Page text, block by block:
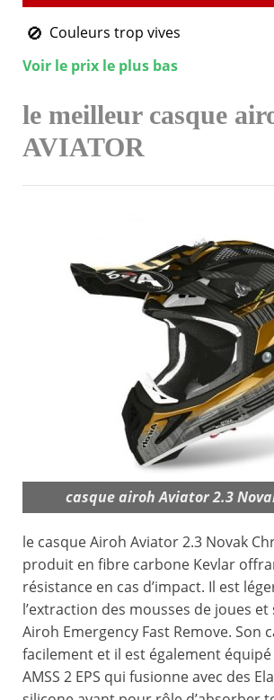
Couleurs trop vives
Voir le prix le plus bas
le meilleur casque
AVIATOR
casque airoh Aviator 2.3
le casque Airoh Aviator 2.3 Novak
produit en fibre carbone Kevlar
résistance en cas d’impact. Il est
l’extraction des mousses de joues
Airoh Emergency Fast Remove. Son
facilement et il est également équipé
AMSS 2 EPS qui fusionne avec des